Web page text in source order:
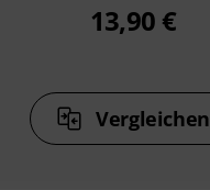
13,90 €
Vergleichen